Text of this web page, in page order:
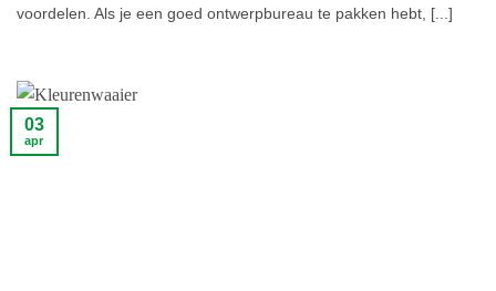
voordelen. Als je een goed ontwerpbureau te pakken hebt, [...]
03
apr